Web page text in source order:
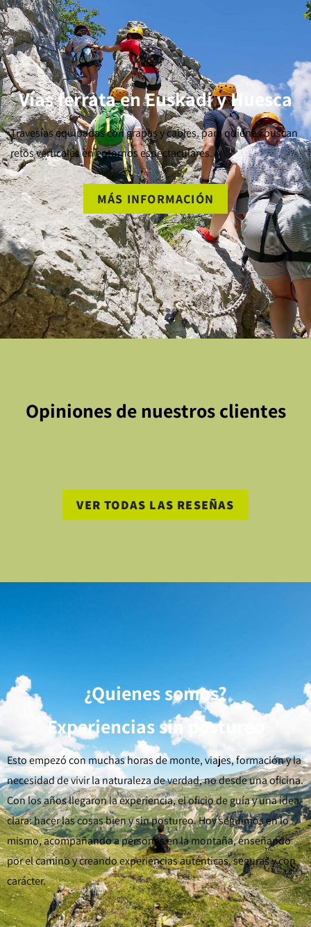
Vías ferrata en Euskadi y Huesca
Travesías equipadas con grapas y cables, para quienes buscan
retos verticales en entornos espectaculares.
MÁS INFORMACIÓN
Opiniones de nuestros clientes
VER TODAS LAS RESEÑAS
¿Quienes somos?
Experiencias sin postureo
Esto empezó con muchas horas de monte, viajes, formación y la
necesidad de vivir la naturaleza de verdad, no desde una oficina.
Con los años llegaron la experiencia, el oficio de guía y una idea
clara: hacer las cosas bien y sin postureo. Hoy seguimos en lo
mismo, acompañando a personas en la montaña, enseñando
por el camino y creando experiencias auténticas, seguras y con
carácter.